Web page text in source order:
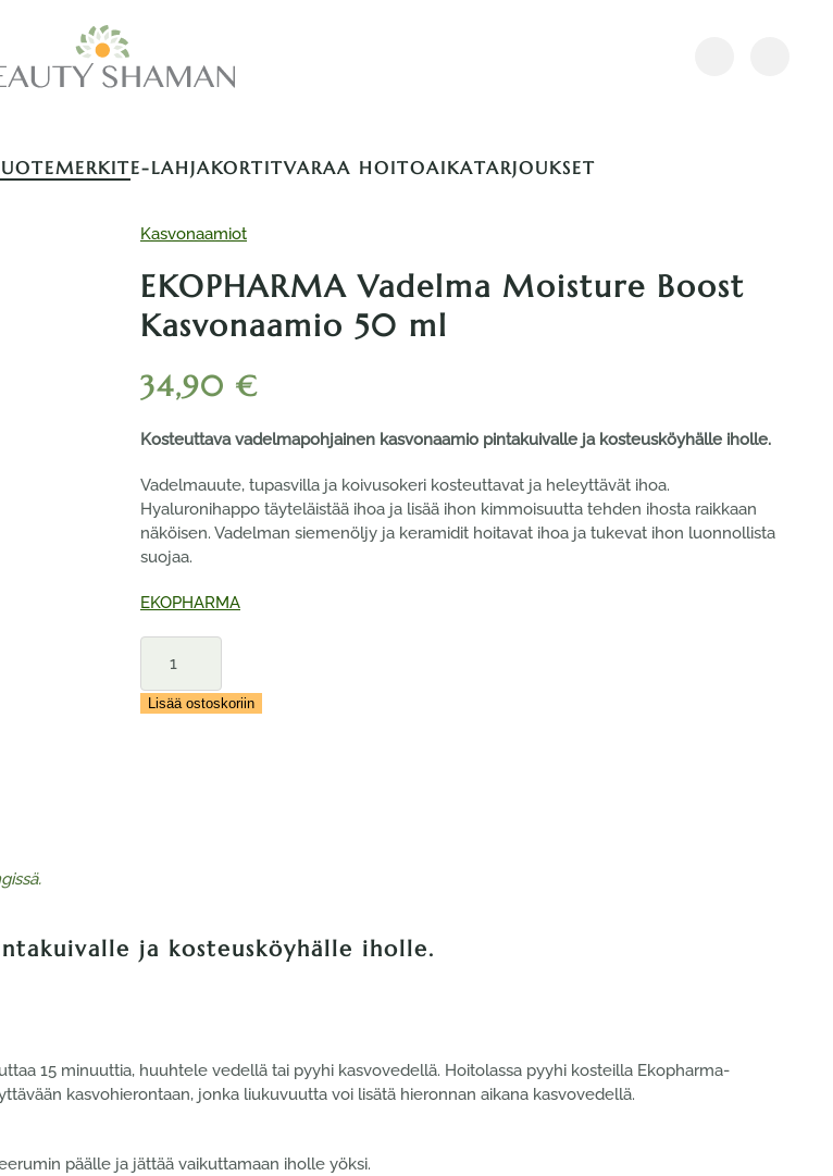
E-LAHJAKORTITVARAA HOITOAIKATARJOUKSET
Kasvonaamiot
EKOPHARMA Vadelma Moisture Boost
Kasvonaamio 50 ml
34,90 €
Kosteuttava vadelmapohjainen kasvonaamio pintakuivalle ja kosteusköyhälle iholle.
Vadelmauute, tupasvilla ja koivusokeri kosteuttavat ja heleyttävät ihoa.
Hyaluronihappo täyteläistää ihoa ja lisää ihon kimmoisuutta tehden ihosta raikkaan
näköisen. Vadelman siemenöljy ja keramidit hoitavat ihoa ja tukevat ihon luonnollista
suojaa.
EKOPHARMA
Vadelma
Moisture
Boost
Lisää ostoskoriin
ja kosteusköyhälle iholle.
15 minuuttia, huuhtele vedellä tai pyyhi kasvovedellä. Hoitolassa pyyhi kosteilla Ekopharma-
kasvohierontaan, jonka liukuvuutta voi lisätä hieronnan aikana kasvovedellä.
päälle ja jättää vaikuttamaan iholle yöksi.